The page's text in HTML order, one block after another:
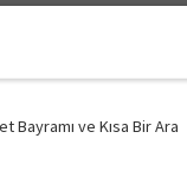
Bayramı ve Kısa Bir Ara